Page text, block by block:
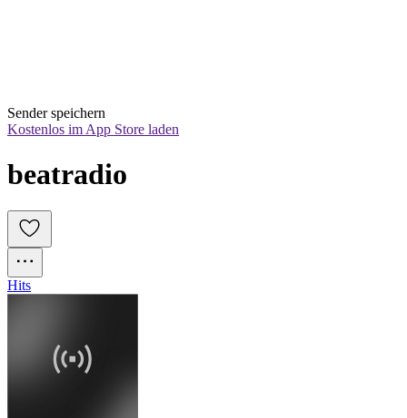
Sender speichern
Kostenlos im App Store laden
beatradio
Hits